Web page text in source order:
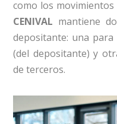
como los
CENIVAL mantiene
depositante: una
(del depositante) y
de terceros.